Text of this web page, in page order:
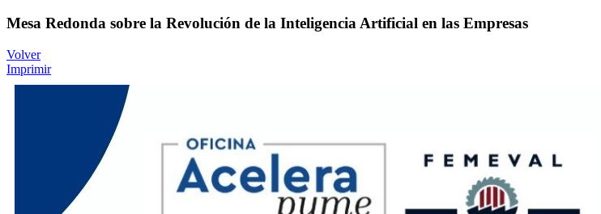
Mesa Redonda sobre la Revolución de la Inteligencia Artificial en las Empresas
Volver
Imprimir